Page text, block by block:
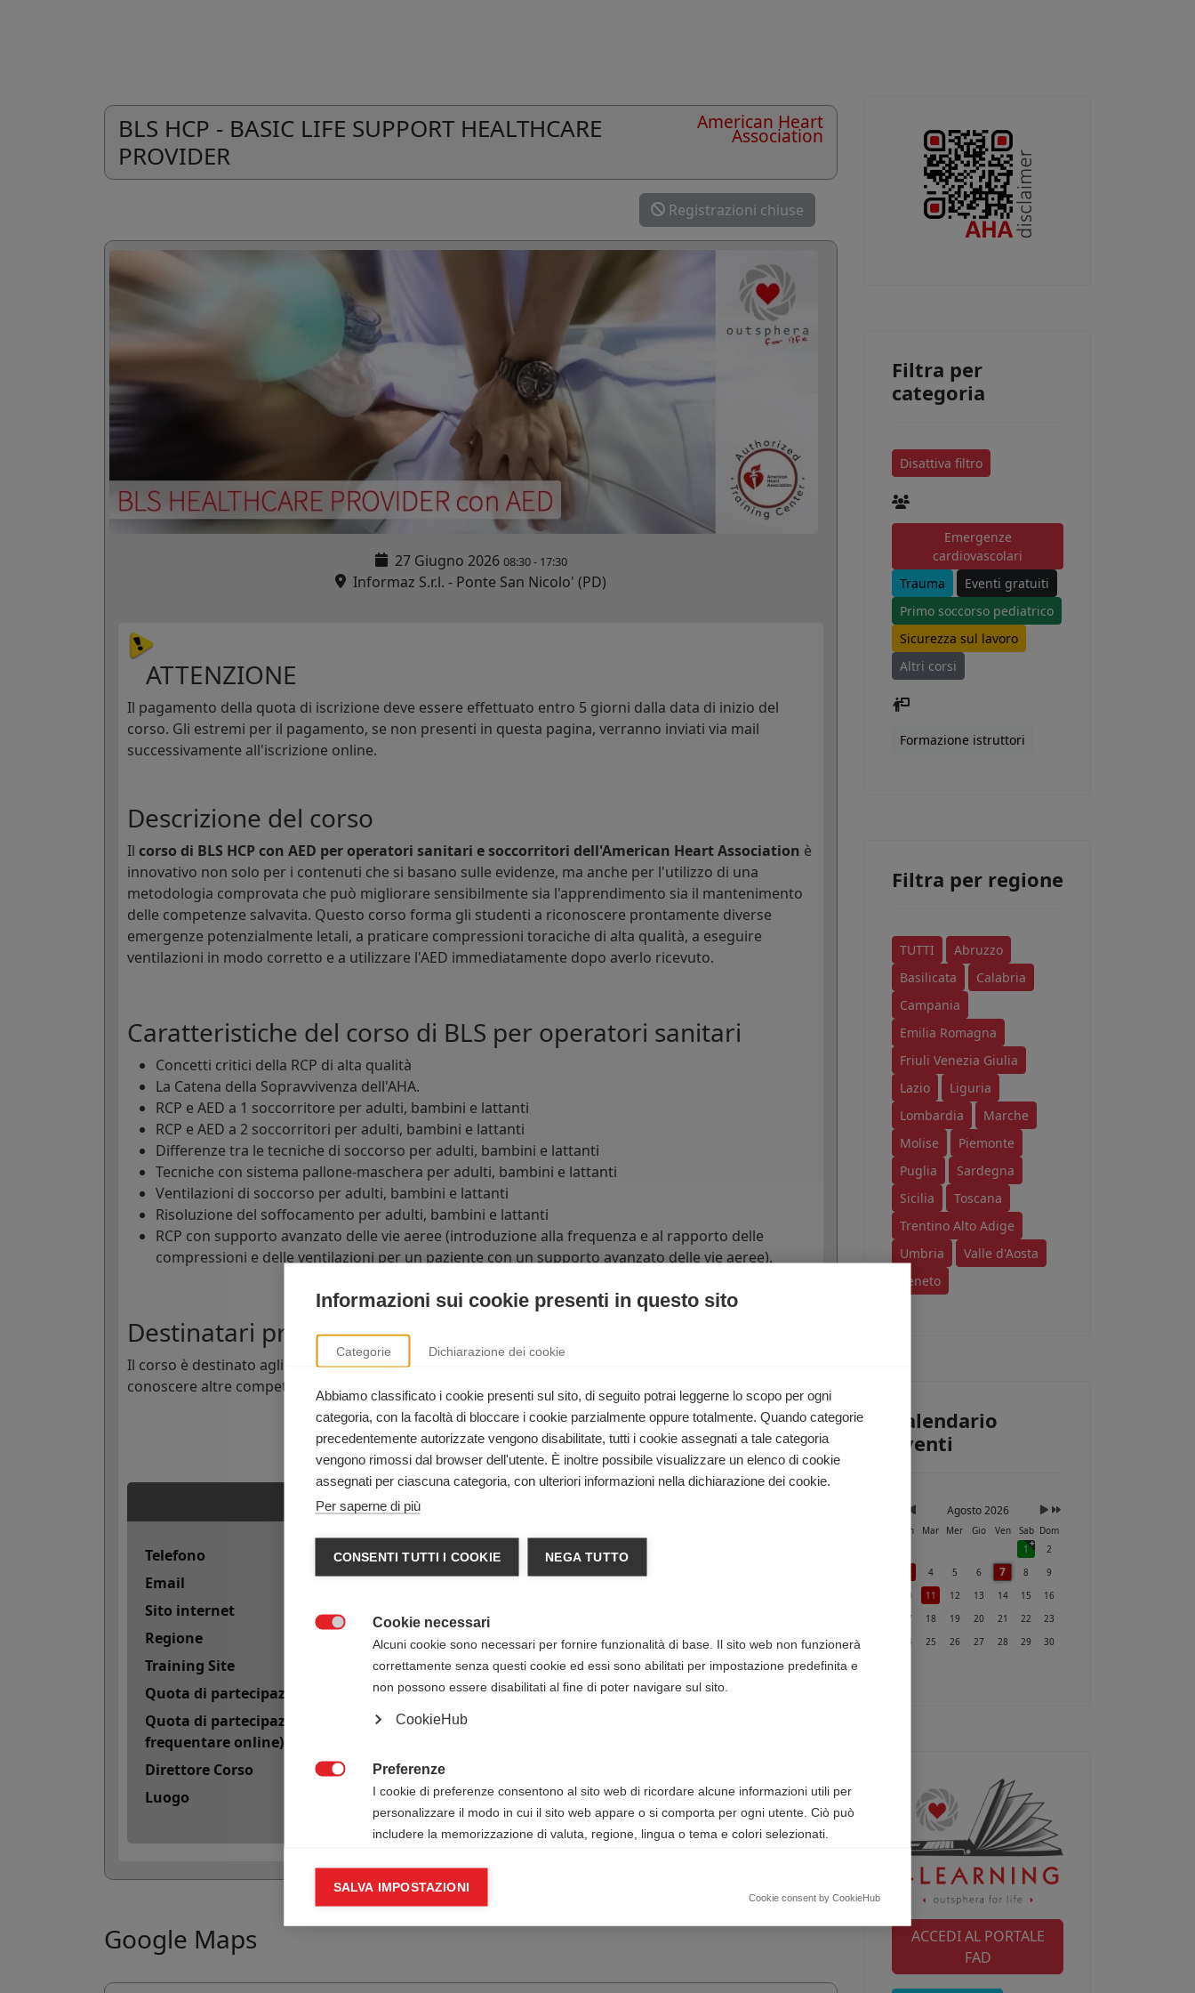
BLS HCP - BASIC LIFE SUPPORT HEALTHCARE
PROVIDER
American Heart
Association
Registrazioni chiuse
27 Giugno 2026 08:30- 17:30
Informaz S.r.l. - Ponte San Nicolo' (PD)
ATTENZIONE
Il pagamento della quota di iscrizione deve essere effettuato entro 5 giorni dalla data di inizio del
corso. Gli estremi per il pagamento, se non presenti in questa pagina, verranno inviati via mail
successivamente all'iscrizione online.
Descrizione del corso
Il corso di BLS HCP con AED per operatori sanitari e soccorritori dell'American Heart Association è
innovativo non solo per i contenuti che si basano sulle evidenze, ma anche per l'utilizzo di una
metodologia comprovata che può migliorare sensibilmente sia l'apprendimento sia il mantenimento
delle competenze salvavita. Questo corso forma gli studenti a riconoscere prontamente diverse
emergenze potenzialmente letali, a praticare compressioni toraciche di alta qualità, a eseguire
ventilazioni in modo corretto e a utilizzare l'AED immediatamente dopo averlo ricevuto.
Caratteristiche del corso di BLS per operatori sanitari
Concetti critici della RCP di alta qualità
La Catena della Sopravvivenza dell'AHA.
RCP e AED a 1 soccorritore per adulti, bambini e lattanti
RCP e AED a 2 soccorritori per adulti, bambini e lattanti
Differenze tra le tecniche di soccorso per adulti, bambini e lattanti
Tecniche con sistema pallone-maschera per adulti, bambini e lattanti
Ventilazioni di soccorso per adulti, bambini e lattanti
Risoluzione del soffocamento per adulti, bambini e lattanti
RCP con supporto avanzato delle vie aeree (introduzione alla frequenza e al rapporto delle
compressioni e delle ventilazioni per un paziente con un supporto avanzato delle vie aeree).
Destinatari principali del corso di BLS per operatori sanitari
Il corso è destinato agli operatori sanitari
conoscere altre competenze salvavita, in un'ampia varietà di contesti ospedalieri ed extra-ospedalieri.
INFORMAZIONI
Telefono
338 3748341
Email
amministrazione@informaz.it
Sito internet
Regione
Veneto
Training Site
Informaz
Quota di partecipazione
120,00 € IVA esente
Quota di partecipazione con 50 crediti ECM (corso FAD da
frequentare online)
Direttore Corso
Luogo
Viale del Lavoro n. 28, Ponte San
Nicolo' (PD)
Google Maps
Filtra per
categoria
Disattiva filtro
Emergenze
cardiovascolari
Trauma
Eventi gratuiti
Primo soccorso pediatrico
Sicurezza sul lavoro
Altri corsi
Formazione istruttori
Filtra per regione
TUTTI
Abruzzo
Basilicata
Calabria
Campania
Emilia Romagna
Friuli Venezia Giulia
Lazio
Liguria
Lombardia
Marche
Molise
Piemonte
Puglia
Sardegna
Sicilia
Toscana
Trentino Alto Adige
Umbria
Valle d'Aosta
Veneto
Calendario
Eventi
Agosto 2026
Lun Mar Mer Gio Ven Sab Dom
1
2
4 5 6 7 8
9
10
11 12 13 14 15
16
17
18 19 20 21 22
23
24
25 26 27 28 29
30
ACCEDI AL PORTALE
FAD
Informazioni sui cookie presenti in questo sito
Categorie Dichiarazione dei cookie
Abbiamo classificato i cookie presenti sul sito, di seguito potrai leggerne lo scopo per ogni
categoria, con la facoltà di bloccare i cookie parzialmente oppure totalmente. Quando categorie
precedentemente autorizzate vengono disabilitate, tutti i cookie assegnati a tale categoria
vengono rimossi dal browser dell'utente. È inoltre possibile visualizzare un elenco di cookie
assegnati per ciascuna categoria, con ulteriori informazioni nella dichiarazione dei cookie.
Per saperne di più
CONSENTI TUTTI I COOKIE NEGA TUTTO
Cookie necessari
Alcuni cookie sono necessari per fornire funzionalità di base. Il sito web non funzionerà
correttamente senza questi cookie ed essi sono abilitati per impostazione predefinita e
non possono essere disabilitati al fine di poter navigare sul sito.
CookieHub
Preferenze
I cookie di preferenze consentono al sito web di ricordare alcune informazioni utili per
personalizzare il modo in cui il sito web appare o si comporta per ogni utente. Ciò può
includere la memorizzazione di valuta, regione, lingua o tema e colori selezionati.
I cookie analitici ci aiutano a migliorare il nostro sito web raccogliendo e segnalando
Cookie consent by CookieHub
SALVA IMPOSTAZIONI